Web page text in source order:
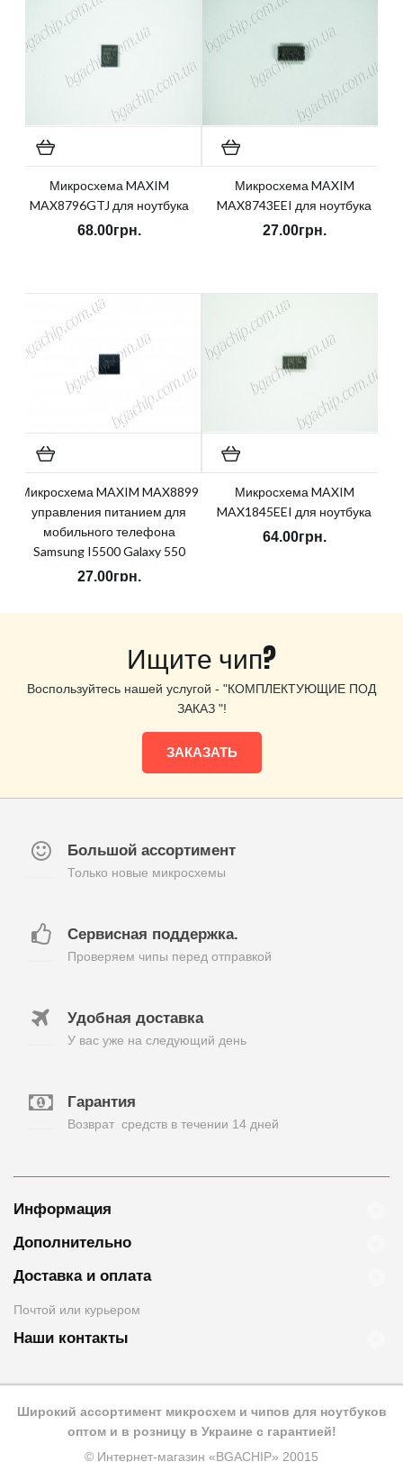
Микросхема MAXIM
MAX8796GTJ для ноутбука
68.00грн.
Микросхема MAXIM
MAX8743EEI для ноутбука
27.00грн.
Микросхема MAXIM MAX8899
управления питанием для
мобильного телефона
Samsung I5500 Galaxy 550
27.00грн.
Микросхема MAXIM
MAX1845EEI для ноутбука
64.00грн.
Ищите чип?
Воспользуйтесь нашей услугой - "КОМПЛЕКТУЮЩИЕ ПОД
ЗАКАЗ "!
ЗАКАЗАТЬ
Большой ассортимент
Только новые микросхемы
Сервисная поддержка.
Проверяем чипы перед отправкой
Удобная доставка
У вас уже на следующий день
Гарантия
Возврат средств в течении 14 дней
Информация
Дополнительно
Доставка и оплата
Почтой или курьером
Наши контакты
Широкий ассортимент микросхем и чипов для ноутбуков
оптом и в розницу в Украине с гарантией!
© Интернет-магазин «BGACHIP» 20015